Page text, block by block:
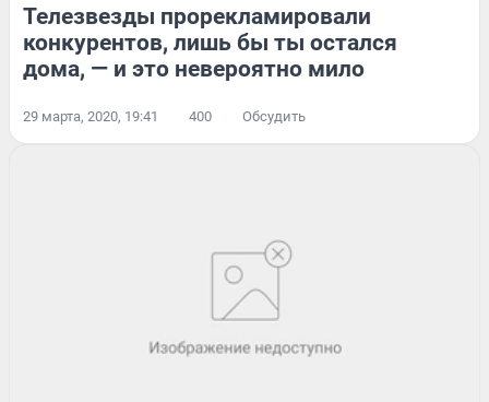
Телезвезды прорекламировали
конкурентов, лишь бы ты остался
дома, — и это невероятно мило
29 марта, 2020, 19:41 400 Обсудить